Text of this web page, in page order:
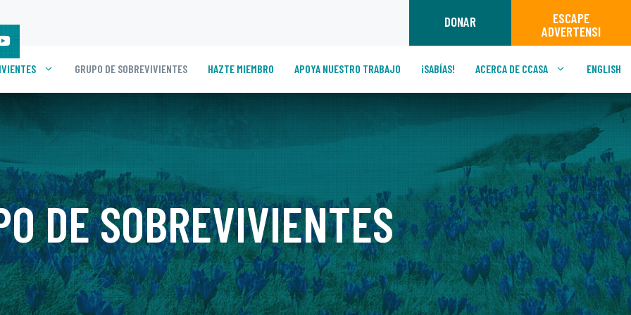
DONAR
ESCAPE
ADVERTENSI
GRUPO DE SOBREVIVIENTES HAZTE MIEMBRO APOYA NUESTRO TRABAJO ¡SABÍAS! ACERCA DE CCASA ENGLISH
DE SOBREVIVIENTES